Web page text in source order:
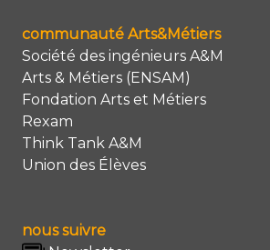
communauté Arts&Métiers
Société des ingénieurs A&M
Arts & Métiers (ENSAM)
Fondation Arts et Métiers
Rexam
Think Tank A&M
Union des Élèves
nous suivre